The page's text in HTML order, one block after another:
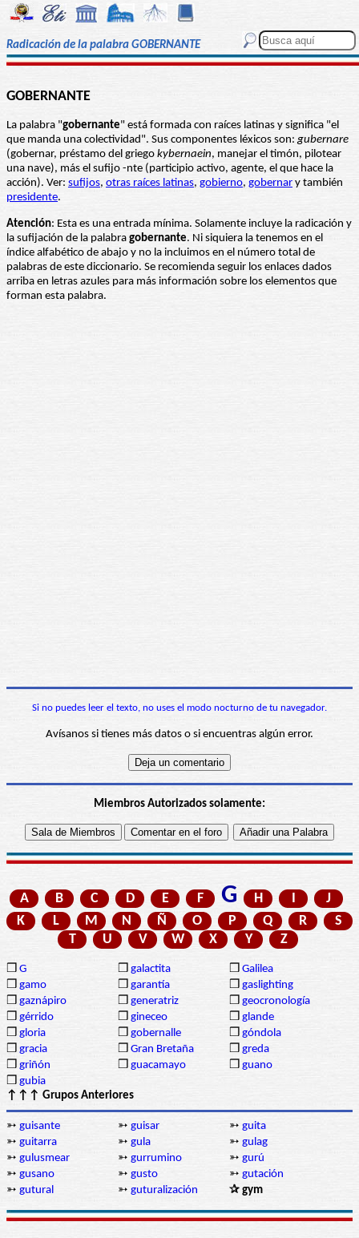
Radicación de la palabra GOBERNANTE
GOBERNANTE
La palabra "gobernante" está formada con raíces latinas y significa "el
que manda una colectividad". Sus componentes léxicos son:gubernare
(gobernar, préstamo del griego kybernaein, manejar el timón, pilotear
una nave), más el sufijo -nte (participio activo, agente, el que hace la
acción). Ver: sufijos, otras raíces latinas, gobierno, gobernar y también
presidente.
Atención: Esta es una entrada mínima. Solamente incluye la radicación y
la sufijación de la palabra gobernante. Ni siquiera la tenemos en el
índice alfabético de abajo y no la incluimos en el número total de
palabras de este diccionario. Se recomienda seguir los enlaces dados
arriba en letras azules para más información sobre los elementos que
forman esta palabra.
Si no puedes leer el texto, no uses el modo nocturno de tu navegador.
Avísanos si tienes más datos o si encuentras algún error.
Miembros Autorizados solamente:
A B C D E F G H I
J
K
L M N Ñ O P Q R
S
T
U V W X Y Z
❒ G ❒ galactita ❒ Galilea
❒ gamo ❒ garantía ❒ gaslighting
❒ gaznápiro ❒ generatriz ❒ geocronología
❒ gérrido ❒ gineceo ❒ glande
❒ gloria ❒ gobernalle ❒ góndola
❒ gracia ❒ Gran Bretaña ❒ greda
❒ griñón ❒ guacamayo ❒ guano
❒ gubia
↑↑↑ Grupos Anteriores
➳ guisante ➳ guisar ➳ guita
➳ guitarra ➳ gula ➳ gulag
➳ gulusmear ➳ gurrumino ➳ gurú
➳ gusano ➳ gusto ➳ gutación
➳ gutural ➳ guturalización ✰ gym